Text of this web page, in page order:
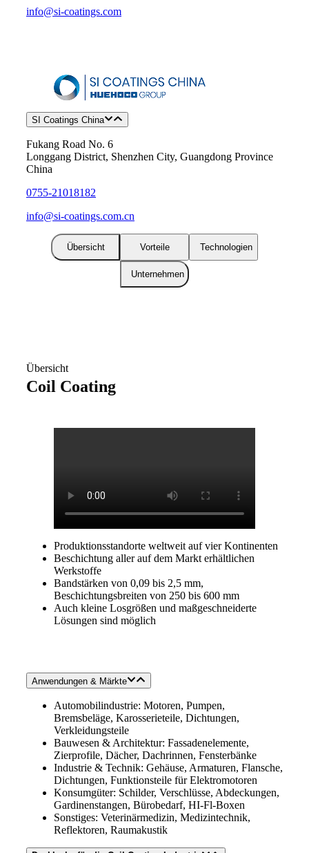
info@si-coatings.com
SI Coatings China
Fukang Road No. 6
Longgang District, Shenzhen City, Guangdong Province
China
0755-21018182
info@si-coatings.com.cn
Übersicht Vorteile Technologien
Unternehmen
Coil Coating
Übersicht
Produktionsstandorte weltweit auf vier Kontinenten
Beschichtung aller auf dem Markt erhältlichen
Werkstoffe
Bandstärken von 0,09 bis 2,5 mm,
Beschichtungsbreiten von 250 bis 600 mm
Auch kleine Losgrößen und maßgeschneiderte
Lösungen sind möglich
Anwendungen & Märkte
Automobilindustrie: Motoren, Pumpen,
Bremsbeläge, Karosserieteile, Dichtungen,
Verkleidungsteile
Bauwesen & Architektur: Fassadenelemente,
Zierprofile, Dächer, Dachrinnen, Fensterbänke
Industrie & Technik: Gehäuse, Armaturen, Flansche,
Dichtungen, Funktionsteile für Elektromotoren
Konsumgüter: Schilder, Verschlüsse, Abdeckungen,
Gardinenstangen, Bürobedarf, HI-Fl-Boxen
Sonstiges: Veterinärmedizin, Medizintechnik,
Reflektoren, Raumakustik